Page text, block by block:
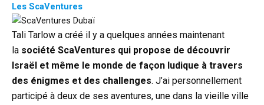
Les ScaVentures
Tali Tarlow a créé il y a quelques années maintenant
la société ScaVentures qui propose de découvrir
Israël et même le monde de façon ludique à travers
des énigmes et des challenges. J’ai personnellement
participé à deux de ses aventures, une dans la vieille ville